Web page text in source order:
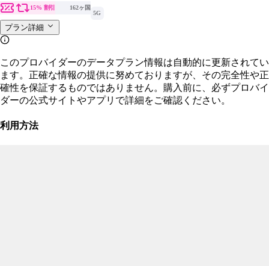
15% 割引
162ヶ国
5G
プラン詳細
このプロバイダーのデータプラン情報は自動的に更新されてい
ます。正確な情報の提供に努めておりますが、その完全性や正
確性を保証するものではありません。購入前に、必ずプロバイ
ダーの公式サイトやアプリで詳細をご確認ください。
利用方法